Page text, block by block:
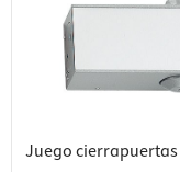
Juego